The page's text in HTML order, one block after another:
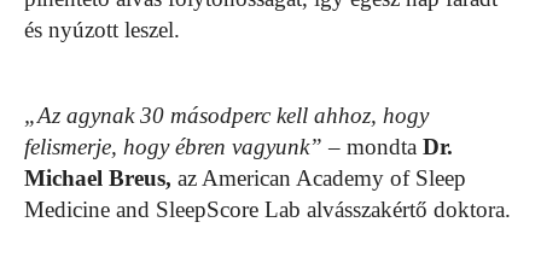
és nyúzott leszel.
„Az agynak 30 másodperc kell ahhoz, hogy
felismerje, hogy ébren vagyunk” – mondta Dr.
Michael Breus, az American Academy of Sleep
Medicine and SleepScore Lab alvásszakértő doktora.